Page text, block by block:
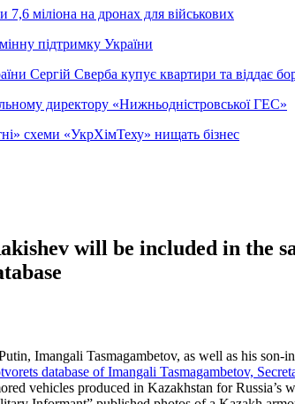
7,6 міліона на дронах для військових
підтримку України
Сергій Сверба купує квартири та віддає
директору «Нижньодністровської ГЕС»
схеми «УкрХімТеху» нищать бізнес
will be included in the
Imangali Tasmagambetov, as well as his
database of Imangali Tasmagambetov,
vehicles produced in Kazakhstan for